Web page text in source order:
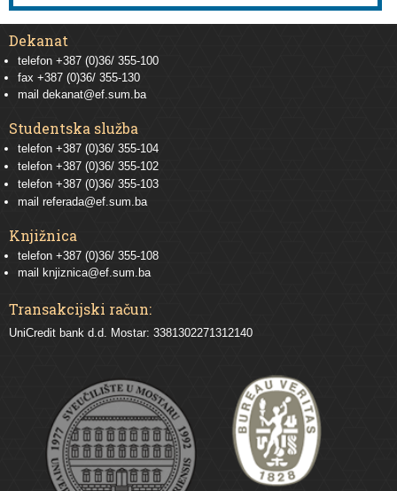
Dekanat
telefon +387 (0)36/ 355-100
fax +387 (0)36/ 355-130
mail dekanat@ef.sum.ba
Studentska služba
telefon +387 (0)36/ 355-104
telefon +387 (0)36/ 355-102
telefon +387 (0)36/ 355-103
mail referada@ef.sum.ba
Knjižnica
telefon +387 (0)36/ 355-108
mail knjiznica@ef.sum.ba
Transakcijski račun:
UniCredit bank d.d. Mostar: 3381302271312140